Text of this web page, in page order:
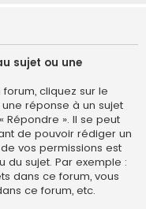
sujet ou une
cliquez sur le
réponse à un sujet
Répondre ». Il se peut
de pouvoir rédiger un
vos permissions est
du sujet. Par exemple :
dans ce forum, vous
ce forum, etc.